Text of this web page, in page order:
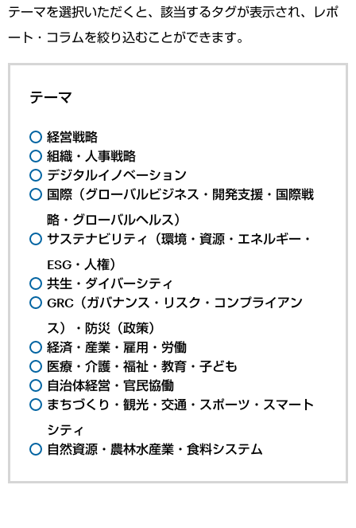
テーマを選択いただくと、該当するタグが表示され、レポ
ート・コラムを絞り込むことができます。
テーマ
経営戦略
組織・人事戦略
デジタルイノベーション
国際（グローバルビジネス・開発支援・国際戦
略・グローバルヘルス）
サステナビリティ（環境・資源・エネルギー・
ESG・人権）
共生・ダイバーシティ
GRC（ガバナンス・リスク・コンプライアン
ス）・防災（政策）
経済・産業・雇用・労働
医療・介護・福祉・教育・子ども
自治体経営・官民協働
まちづくり・観光・交通・スポーツ・スマート
シティ
自然資源・農林水産業・食料システム